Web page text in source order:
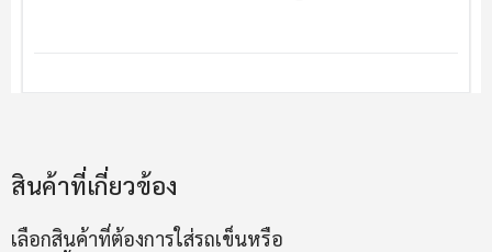
สินค้าที่เกี่ยวข้อง
เลือกสินค้าที่ต้องการใส่รถเข็นหรือ